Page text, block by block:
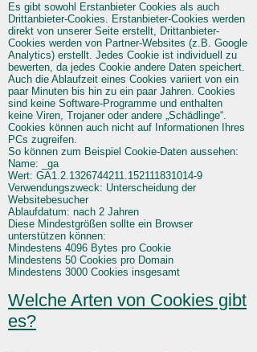
Es gibt sowohl Erstanbieter Cookies als auch
Drittanbieter-Cookies. Erstanbieter-Cookies werden
direkt von unserer Seite erstellt, Drittanbieter-
Cookies werden von Partner-Websites (z.B. Google
Analytics) erstellt. Jedes Cookie ist individuell zu
bewerten, da jedes Cookie andere Daten speichert.
Auch die Ablaufzeit eines Cookies variiert von ein
paar Minuten bis hin zu ein paar Jahren. Cookies
sind keine Software-Programme und enthalten
keine Viren, Trojaner oder andere „Schädlinge“.
Cookies können auch nicht auf Informationen Ihres
PCs zugreifen.
So können zum Beispiel Cookie-Daten aussehen:
Name: _ga
Wert: GA1.2.1326744211.152111831014-9
Verwendungszweck: Unterscheidung der
Websitebesucher
Ablaufdatum: nach 2 Jahren
Diese Mindestgrößen sollte ein Browser
unterstützen können:
Mindestens 4096 Bytes pro Cookie
Mindestens 50 Cookies pro Domain
Mindestens 3000 Cookies insgesamt
Welche Arten von Cookies gibt
es?